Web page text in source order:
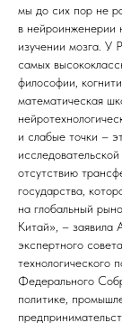
мы до сих пор не
в нейроинженерии
изучении мозга. У
самых
философии,
математическая
и слабые точки –
отсутствию
государства,
на глобальный
Китай», – заявила
экспертного
технологического
Федерального
политике,